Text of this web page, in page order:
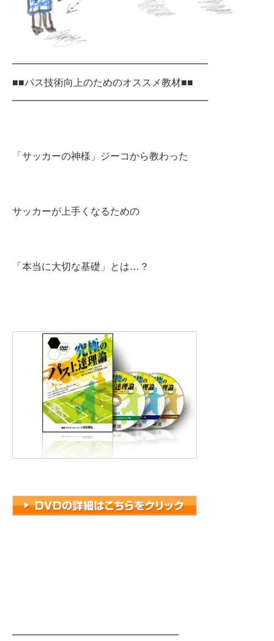
━━━━━━━━━━━━━━━━━━━━
■■パス技術向上のためのオススメ教材■■
━━━━━━━━━━━━━━━━━━━━
「サッカーの神様」ジーコから教わった
サッカーが上手くなるための
「本当に大切な基礎」とは…？
━━━━━━━━━━━━━━━━━